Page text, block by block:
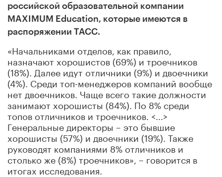
российской образовательной компании
MAXIMUM Education, которые имеются в
распоряжении ТАСС.
«Начальниками отделов, как правило,
назначают хорошистов (69%) и троечников
(18%). Далее идут отличники (9%) и двоечники
(4%). Среди топ-менеджеров компаний вообще
нет двоечников. Чаще всего такие должности
занимают хорошисты (84%). По 8% среди
топов отличников и троечников. <...>
Генеральные директоры – это бывшие
хорошисты (57%) и двоечники (19%). Также
руководят компаниями 8% отличников и
столько же (8%) троечников», – говорится в
итогах исследования.